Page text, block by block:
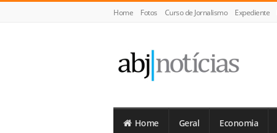
Home Fotos Curso de Jornalismo Expediente
Notícias
Home Geral Economia